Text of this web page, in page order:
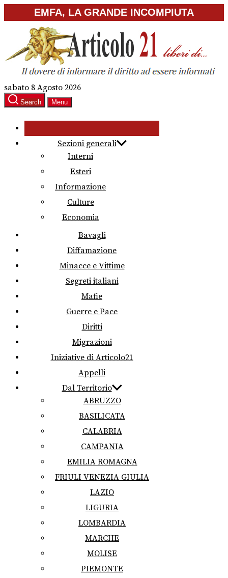
to
content
EMFA, LA GRANDE INCOMPIUTA
sabato 8 Agosto 2026
Search Menu
Sezioni generali
Interni
Esteri
Informazione
Culture
Economia
Bavagli
Diffamazione
Minacce e Vittime
Segreti italiani
Mafie
Guerre e Pace
Diritti
Migrazioni
Iniziative di Articolo21
Appelli
Dal Territorio
ABRUZZO
BASILICATA
CALABRIA
CAMPANIA
EMILIA ROMAGNA
FRIULI VENEZIA GIULIA
LAZIO
LIGURIA
LOMBARDIA
MARCHE
MOLISE
PIEMONTE